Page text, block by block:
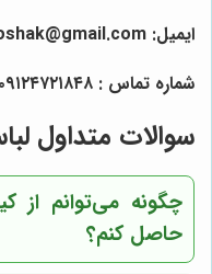
ایمیل: Gmail.irannovinposhak@gmail.com
شماره تماس : ۰۹۱۲۴۷۲۱۸۴۸
سوالات متداول
چگونه می‌توانم از
حاصل کنم؟